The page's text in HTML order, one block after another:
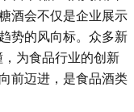
酒会不仅是企业展示
势的风向标。众多新
为食品行业的创新
前迈进，是食品酒类